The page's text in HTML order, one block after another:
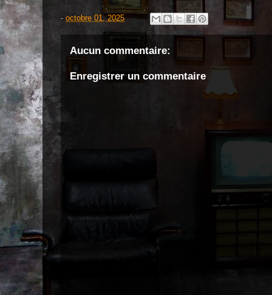
- octobre 01, 2025
Aucun commentaire:
Enregistrer un commentaire